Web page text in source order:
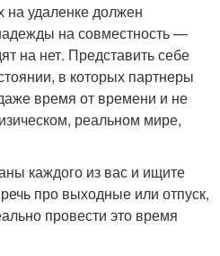
на удаленке должен
на совместность —
на нет. Представить себе
в которых партнеры
время от времени и не
реальном мире,
каждого из вас и ищите
про выходные или отпуск,
провести это время